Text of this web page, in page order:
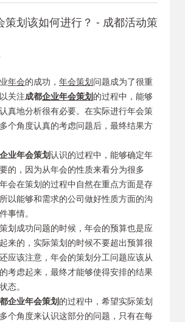
策划该如何进行？ - 成都活动策
年会的成功， 年会策划问题成为了很重
关注成都企业年会策划的过程中，能够
真地分析很有必要。在实际进行年会策
个角度认真的考虑问题后，最终结果方
业年会策划认识的过程中，能够确定年
的，因为从年会的性质来看分为很多
会在策划的过程中自然在重点方面是存
以能够和需求的公司做好性质方面的沟
事情。
成功问题的时候，年会的预算也是应
来的，实际策划的时候不要超出预算很
应该注意，年会的策划分工问题应该从
考虑起来，最终才能够使得安排的结果
态。
企业年会策划的过程中，希望实际策划
个角度来认识这部分的问题，只有在每